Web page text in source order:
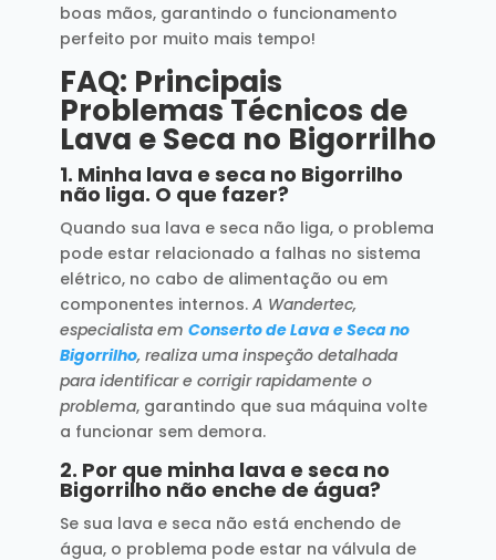
boas mãos, garantindo o funcionamento
perfeito por muito mais tempo!
FAQ: Principais
Problemas Técnicos de
Lava e Seca no Bigorrilho
1. Minha lava e seca no Bigorrilho
não liga. O que fazer?
Quando sua lava e seca não liga, o problema
pode estar relacionado a falhas no sistema
elétrico, no cabo de alimentação ou em
componentes internos. A Wandertec,
especialista em Conserto de Lava e Seca no
Bigorrilho, realiza uma inspeção detalhada
para identificar e corrigir rapidamente o
problema, garantindo que sua máquina volte
a funcionar sem demora.
2. Por que minha lava e seca no
Bigorrilho não enche de água?
Se sua lava e seca não está enchendo de
água, o problema pode estar na válvula de